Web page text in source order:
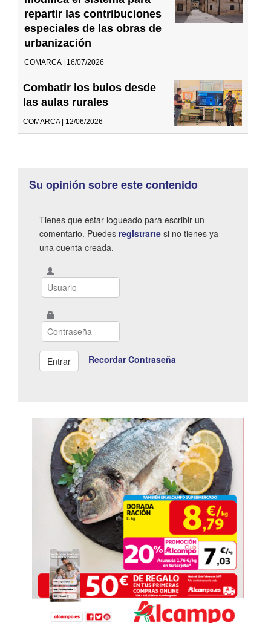
repartir las contribuciones
especiales de las obras de
urbanización
COMARCA | 16/07/2026
Combatir los bulos desde
las aulas rurales
COMARCA | 12/06/2026
Su opinión sobre este contenido
Tienes que estar logueado para escribir un
comentario. Puedes registrarte si no tienes ya
una cuenta creada.
Recordar Contraseña